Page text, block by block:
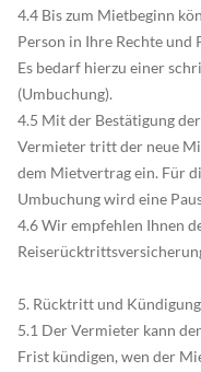
4.4 Bis zum Mietbeginn
Person in Ihre Rechte
Es bedarf hierzu einer
(Umbuchung).
4.5 Mit der Bestätigung
Vermieter tritt der neue
dem Mietvertrag ein. Für
Umbuchung wird eine
4.6 Wir empfehlen Ihnen
5. Rücktritt und
5.1 Der Vermieter kann
Frist kündigen, wen der